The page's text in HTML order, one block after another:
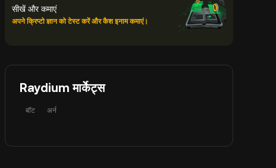
सीखें और कमाएं
अपने क्रिप्टो ज्ञान को टेस्ट करें और कैश इनाम कमाएं।
Raydium मार्केट्स
बॉट अर्न